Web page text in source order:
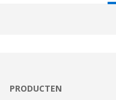
PRODUCTEN